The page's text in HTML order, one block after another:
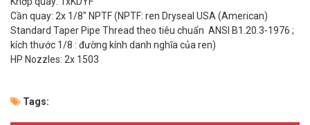
Cần quay: 2x 1/8" NPTF (NPTF: ren Dryseal USA (American)
Standard Taper Pipe Thread theo tiêu chuẩn ANSI B1.20.3-1976 ;
kích thước 1/8 : đường kính danh nghĩa của ren)
HP Nozzles: 2x 1503
Tags: